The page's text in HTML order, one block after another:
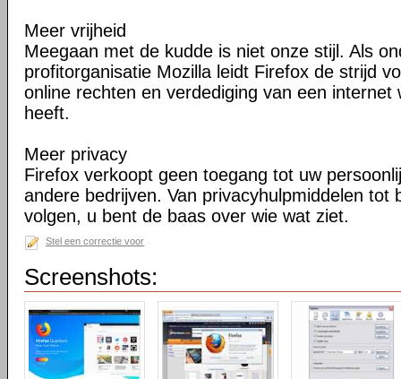
Meer vrijheid
Meegaan met de kudde is niet onze stijl. Als
profitorganisatie Mozilla leidt Firefox de strijd
online rechten en verdediging van een internet
heeft.
Meer privacy
Firefox verkoopt geen toegang tot uw
andere bedrijven. Van privacyhulpmiddelen tot
volgen, u bent de baas over wie wat ziet.
Stel een correctie voor
Screenshots: